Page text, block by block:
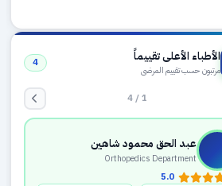
الأطباء الأعلى تقييماً
مرتبون حسب تقييم المرضى
4
1 / 4
عبد الحق محمود شاهين
Orthopedics Department
5.0